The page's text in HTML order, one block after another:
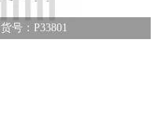
货号：P33801